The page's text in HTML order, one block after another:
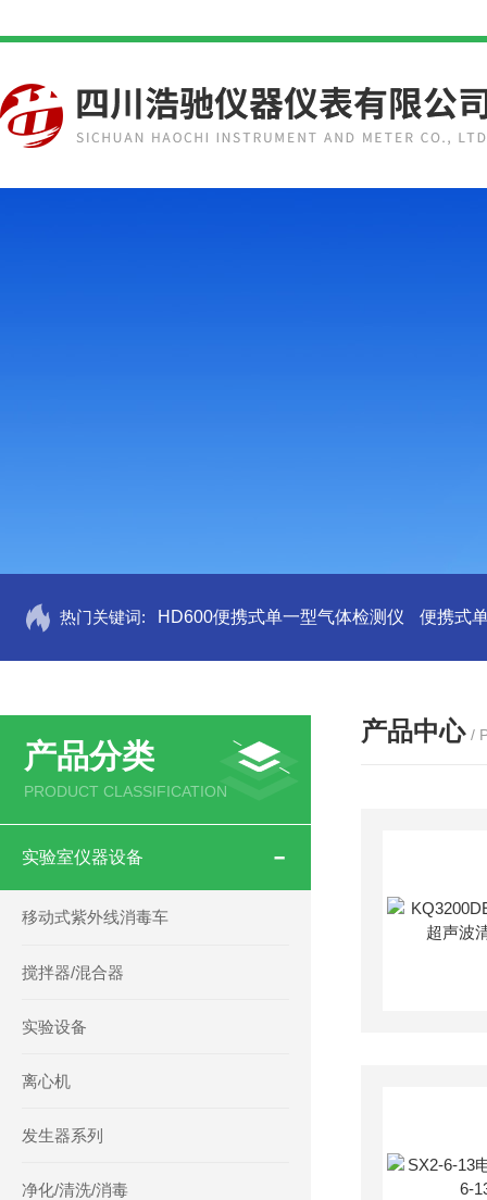
热门关键词: HD600便携式单一型气体检测仪 便携式
产品分类
PRODUCT CLASSIFICATION
实验室仪器设备
移动式紫外线消毒车
搅拌器/混合器
实验设备
离心机
发生器系列
净化/清洗/消毒
产品中心 /